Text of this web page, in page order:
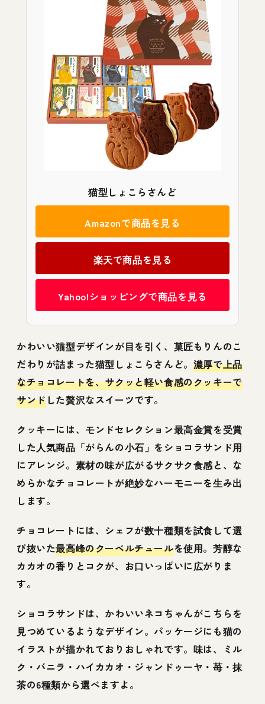
猫型しょこらさんど
Amazonで商品を見る
楽天で商品を見る
Yahoo!ショッピングで商品を見る
かわいい猫型デザインが目を引く、菓匠もりんのこ
だわりが詰まった猫型しょこらさんど。 濃厚で上品
なチョコレートを、サクッと軽い食感のクッキーで
サンドした贅沢なスイーツです。
クッキーには、モンドセレクション最高金賞を受賞
した人気商品「がらんの小石」をショコラサンド用
にアレンジ。素材の味が広がるサクサク食感と、な
めらかなチョコレートが絶妙なハーモニーを生み出
します。
チョコレートには、シェフが数十種類を試食して選
び抜いた最高峰のクーベルチュールを使用。芳醇な
カカオの香りとコクが、お口いっぱいに広がりま
す。
ショコラサンドは、かわいいネコちゃんがこちらを
見つめているようなデザイン。パッケージにも猫の
イラストが描かれておりおしゃれです。味は、ミル
ク・バニラ・ハイカカオ・ジャンドゥーヤ・苺・抹
茶の6種類から選べますよ。